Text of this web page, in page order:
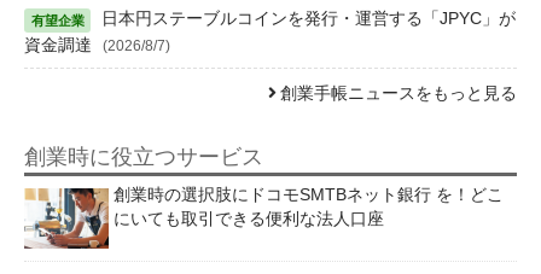
日本円ステーブルコインを発行・運営する「JPYC」が
資金調達
(2026/8/7)
創業手帳ニュースをもっと見る
創業時に役立つサービス
創業時の選択肢にドコモSMTBネット銀行 を！どこ
にいても取引できる便利な法人口座